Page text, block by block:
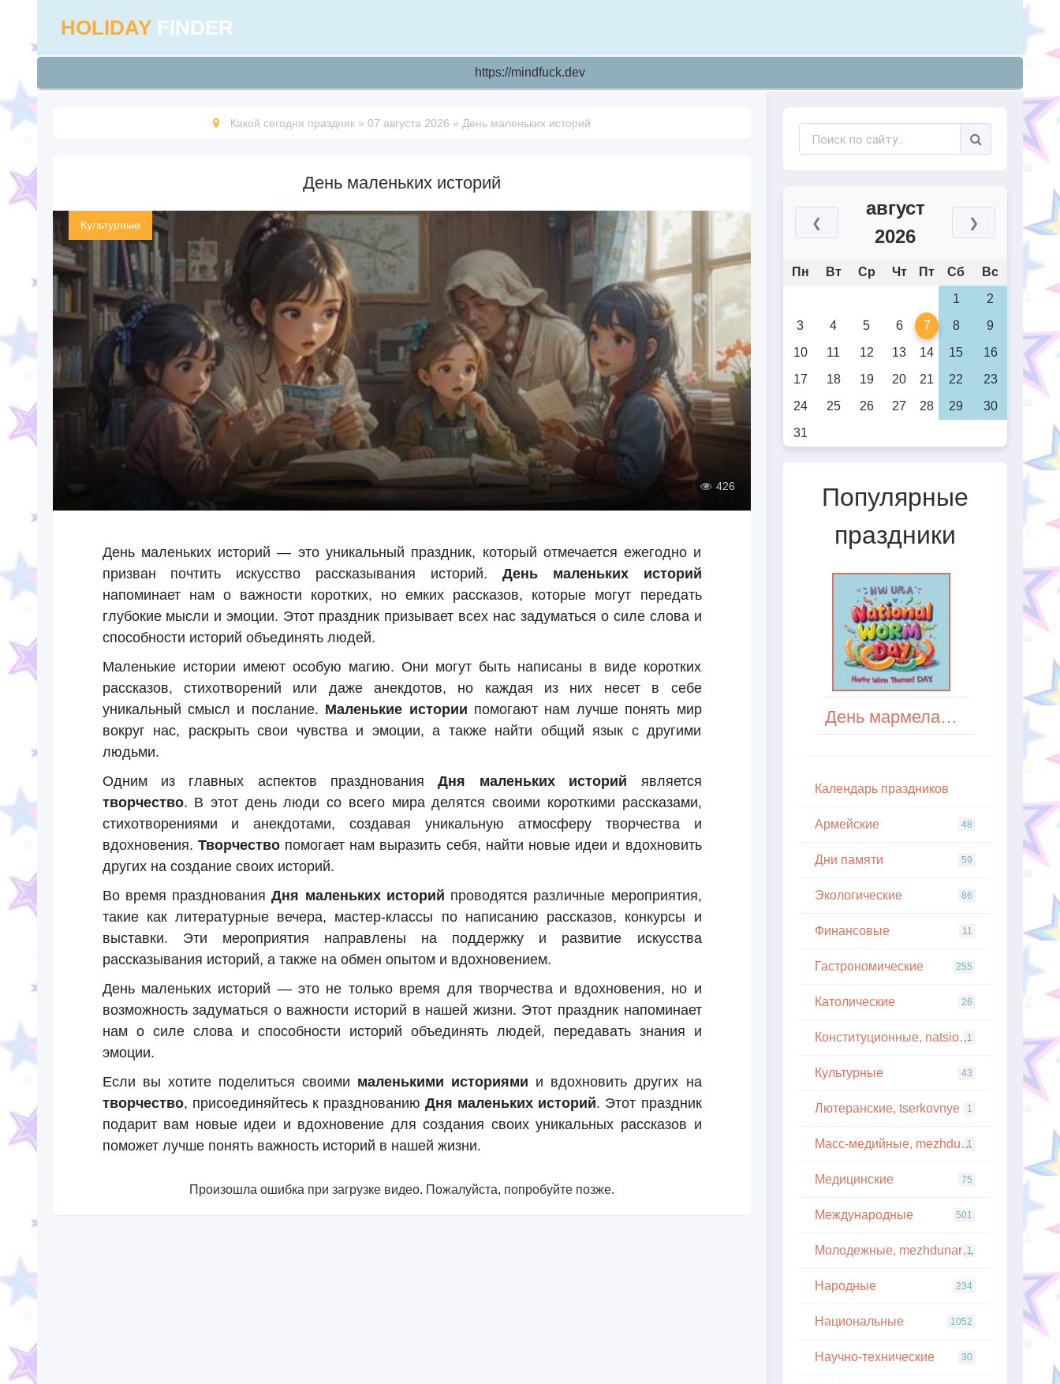
HOLIDAY FINDER
https://mindfuck.dev
Какой сегодня праздник » 07 августа 2026 » День маленьких историй
День маленьких историй
Культурные
426
День маленьких историй — это уникальный праздник, который отмечается ежегодно и
призван почтить искусство рассказывания историй. День маленьких историй
напоминает нам о важности коротких, но емких рассказов, которые могут передать
глубокие мысли и эмоции. Этот праздник призывает всех нас задуматься о силе слова и
способности историй объединять людей.
Маленькие истории имеют особую магию. Они могут быть написаны в виде коротких
рассказов, стихотворений или даже анекдотов, но каждая из них несет в себе
уникальный смысл и послание. Маленькие истории помогают нам лучше понять мир
вокруг нас, раскрыть свои чувства и эмоции, а также найти общий язык с другими
людьми.
Одним из главных аспектов празднованияДня маленьких историй является
творчество. В этот день люди со всего мира делятся своими короткими рассказами,
стихотворениями и анекдотами, создавая уникальную атмосферу творчества и
вдохновения. Творчествопомогает нам выразить себя, найти новые идеи и вдохновить
других на создание своих историй.
Во время празднованияДня маленьких историй проводятся различные мероприятия,
такие как литературные вечера, мастер-классы по написанию рассказов, конкурсы и
выставки. Эти мероприятия направлены на поддержку и развитие искусства
рассказывания историй, а также на обмен опытом и вдохновением.
День маленьких историй — это не только время для творчества и вдохновения, но и
возможность задуматься о важности историй в нашей жизни. Этот праздник напоминает
нам о силе слова и способности историй объединять людей, передавать знания и
эмоции.
Если вы хотите поделиться своими маленькими историями и вдохновить других на
творчество, присоединяйтесь к празднованию Дня маленьких историй. Этот праздник
подарит вам новые идеи и вдохновение для создания своих уникальных рассказов и
поможет лучше понять важность историй в нашей жизни.
Произошла ошибка при загрузке видео. Пожалуйста, попробуйте позже.
❮
август
2026
❯
Пн Вт Ср Чт Пт Сб
Вс
1
2
3
4 5 6 7 8
9
10
11 12 13 14 15
16
17
18 19 20 21 22
23
24
25 26 27 28 29
30
31
Популярные
праздники
День мармеладных червячков (National Gummi Worm Day) в США
Кaлeндapь пpaздникoв
Армейские 48
Дни памяти 59
Экологические 86
Финансовые 11
Гастрономические 255
Католические 26
Конституционные, natsionalnye
1
Культурные 43
Лютеранские, tserkovnye 1
Масс-медийные, mezhdunarodnye
1
Медицинские 75
Международные 501
Молодежные, mezhdunarodnye
1
Народные 234
Национальные 1052
Научно-технические 30